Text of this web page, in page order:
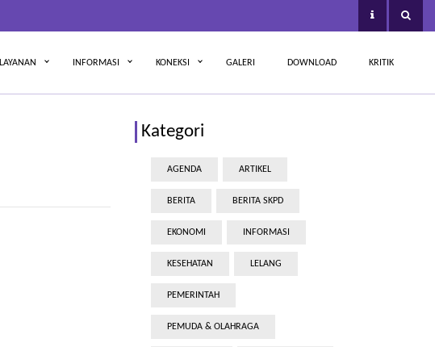
INFORMASI KONEKSI GALERI DOWNLOAD KRITIK
Kategori
AGENDA ARTIKEL
BERITA BERITA SKPD
EKONOMI INFORMASI
KESEHATAN LELANG
PEMERINTAH
PEMUDA & OLAHRAGA